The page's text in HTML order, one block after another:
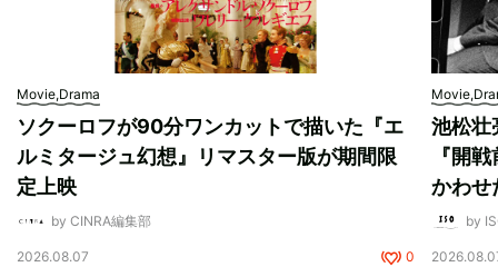
Movie,Drama
ソクーロフが90分ワンカットで描いた『エ
ルミタージュ幻想』リマスター版が期間限
定上映
by CINRA編集部
2026.08.07 0
池松壮
『開
かわせ
by